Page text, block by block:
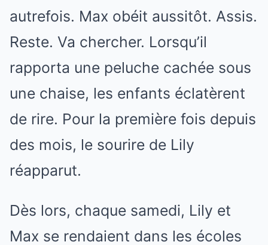
autrefois. Max obéit aussitôt. Assis.
Reste. Va chercher. Lorsqu’il
rapporta une peluche cachée sous
une chaise, les enfants éclatèrent
de rire. Pour la première fois depuis
des mois, le sourire de Lily
réapparut.
Dès lors, chaque samedi, Lily et
Max se rendaient dans les écoles